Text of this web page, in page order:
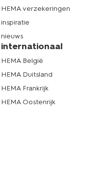
HEMA verzekeringen
inspiratie
nieuws
internationaal
HEMA België
HEMA Duitsland
HEMA Frankrijk
HEMA Oostenrijk